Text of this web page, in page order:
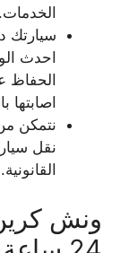
الخدمات.
سيارتك
احدث
الحفاظ
اصابتها
نتمكن
نقل
القانونية.
ونش